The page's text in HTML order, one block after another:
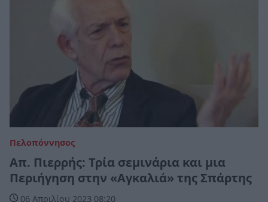
Πελοπόννησος
Απ. Πιερρής: Τρία σεμινάρια και μια
Περιήγηση στην «Αγκαλιά» της Σπάρτης
06 Απριλίου 2023 08:20